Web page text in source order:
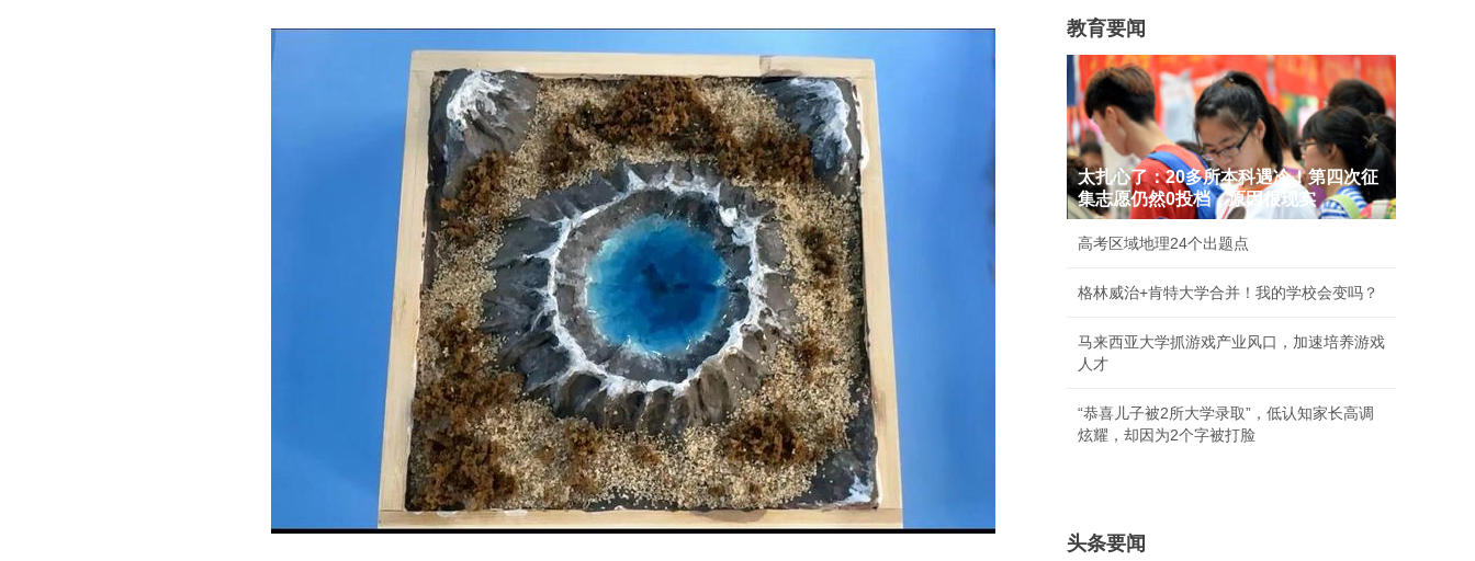
教育要闻
太扎心了：20多所本科遇冷！第四次征
集志愿仍然0投档，原因很现实
高考区域地理24个出题点
格林威治+肯特大学合并！我的学校会变吗？
马来西亚大学抓游戏产业风口，加速培养游戏
人才
“恭喜儿子被2所大学录取”，低认知家长高调
炫耀，却因为2个字被打脸
头条要闻